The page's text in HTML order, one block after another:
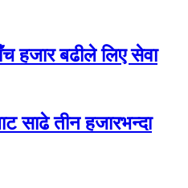
हजार बढीले लिए सेवा
साढे तीन हजारभन्दा